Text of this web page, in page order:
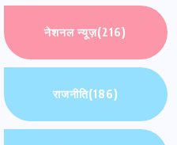
नेशनल न्यूज़(216)
राजनीति(186)